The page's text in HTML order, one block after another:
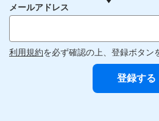
メールアドレス
利用規約を必ず確認の上、登録ボタン